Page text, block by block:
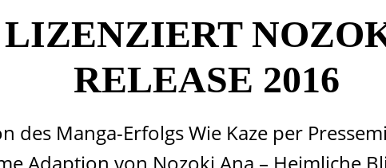
RELEASE 2016
des Manga-Erfolgs Wie Kaze per